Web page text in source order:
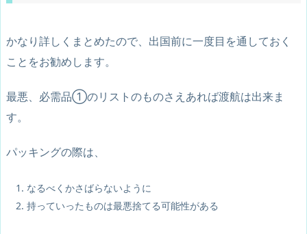
かなり詳しくまとめたので、出国前に一度目を通しておく
ことをお勧めします。
最悪、必需品①のリストのものさえあれば渡航は出来ま
す。
パッキングの際は、
なるべくかさばらないように
持っていったものは最悪捨てる可能性がある